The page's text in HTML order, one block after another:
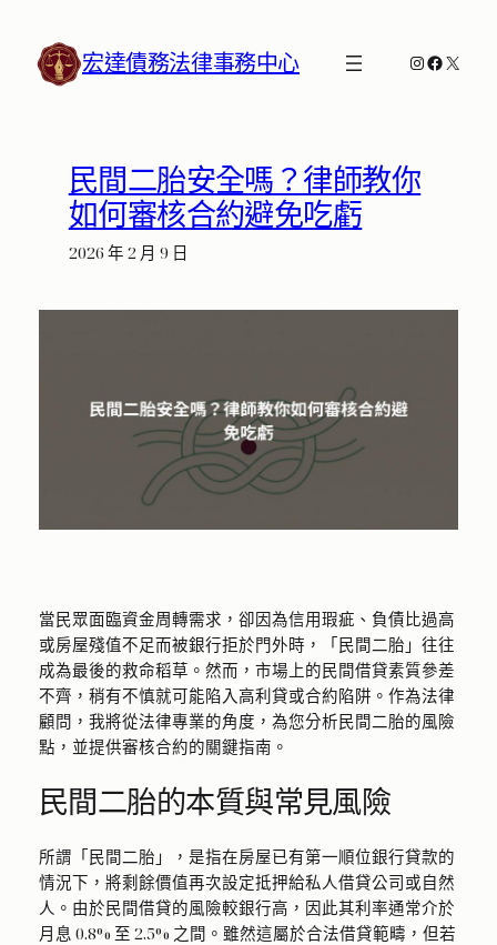
宏達債務法律事務中心 Instagram
X
民間二胎安全嗎？律師教你
如何審核合約避免吃虧
2026 年 2 月 9 日
當民眾面臨資金周轉需求，卻因為信用瑕疵、負債比過高
或房屋殘值不足而被銀行拒於門外時，「民間二胎」往往
成為最後的救命稻草。然而，市場上的民間借貸素質參差
不齊，稍有不慎就可能陷入高利貸或合約陷阱。作為法律
顧問，我將從法律專業的角度，為您分析民間二胎的風險
點，並提供審核合約的關鍵指南。
民間二胎的本質與常見風險
所謂「民間二胎」，是指在房屋已有第一順位銀行貸款的
情況下，將剩餘價值再次設定抵押給私人借貸公司或自然
人。由於民間借貸的風險較銀行高，因此其利率通常介於
月息 0.8% 至 2.5% 之間。雖然這屬於合法借貸範疇，但若